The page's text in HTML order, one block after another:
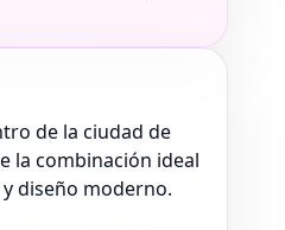
de la ciudad de
la combinación ideal
diseño moderno.